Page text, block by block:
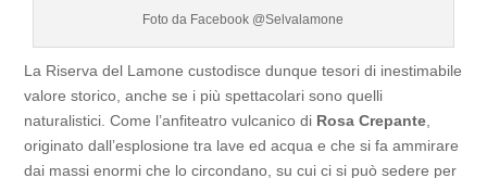
Foto da Facebook @Selvalamone
La Riserva del Lamone custodisce dunque tesori di inestimabile
valore storico, anche se i più spettacolari sono quelli
naturalistici. Come l’anfiteatro vulcanico di Rosa Crepante
originato dall’esplosione tra lave ed acqua e che si fa ammirare
dai massi enormi che lo circondano, su cui ci si può sedere per